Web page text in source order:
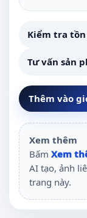
Kiểm tra
Tư vấn sản
Thêm vào
Xem thêm
Bấm Xem
AI tạo, ảnh
trang này.